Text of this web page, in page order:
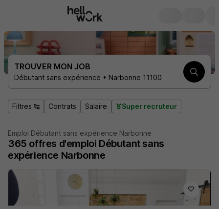
TROUVER MON JOB
Débutant sans expérience • Narbonne 11100
Filtres Contrats Salaire Super recruteur
Emploi Débutant sans expérience Narbonne
365 offres d'emploi Débutant sans
expérience Narbonne